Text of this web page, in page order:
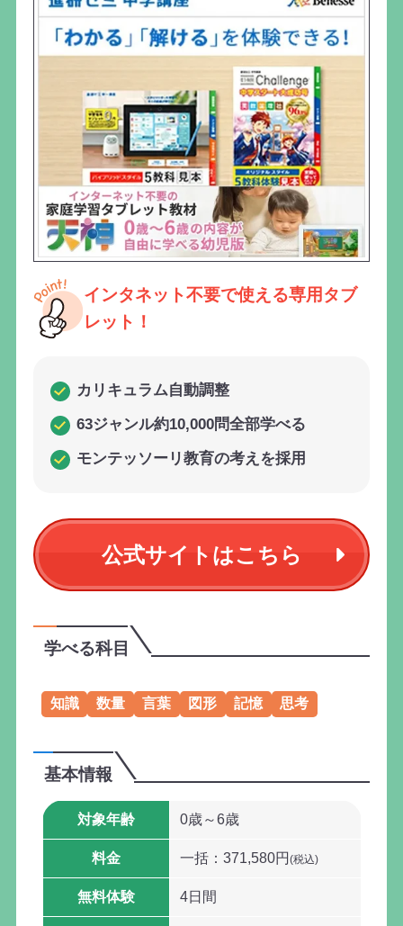
インタネット不要で使える専用タブ
レット！
カリキュラム自動調整
63ジャンル約10,000問全部学べる
モンテッソーリ教育の考えを採用
公式サイトはこちら
学べる科目
知識 数量 言葉 図形 記憶 思考
基本情報
対象年齢 0歳～6歳
料金 一括：371,580円(税込)
無料体験 4日間